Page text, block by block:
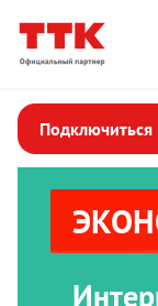
Подключиться